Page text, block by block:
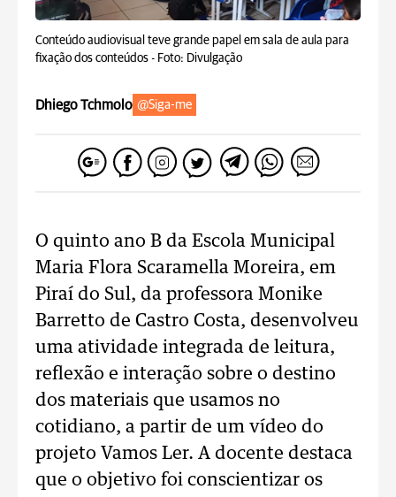
Conteúdo audiovisual teve grande papel em sala de aula para
fixação dos conteúdos - Foto: Divulgação
Dhiego Tchmolo @Siga-me
O quinto ano B da Escola Municipal
Maria Flora Scaramella Moreira, em
Piraí do Sul, da professora Monike
Barretto de Castro Costa, desenvolveu
uma atividade integrada de leitura,
reflexão e interação sobre o destino
dos materiais que usamos no
cotidiano, a partir de um vídeo do
projeto Vamos Ler. A docente destaca
que o objetivo foi conscientizar os